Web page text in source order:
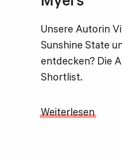
Unsere Autorin
Sunshine State
entdecken? Die
Shortlist.
Weiterlesen